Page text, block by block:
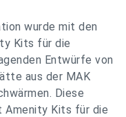
wurde mit den
Kits für die
Entwürfe von
aus der MAK
Diese
Amenity Kits für die